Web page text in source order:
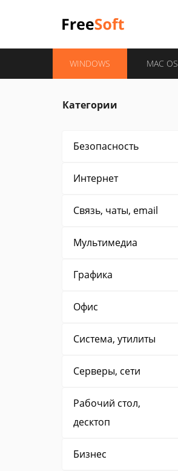
WINDOWS MAC OS
Категории
Безопасность
Интернет
Связь, чаты, email
Мультимедиа
Графика
Офис
Система, утилиты
Серверы, сети
Рабочий стол,
десктоп
Бизнес